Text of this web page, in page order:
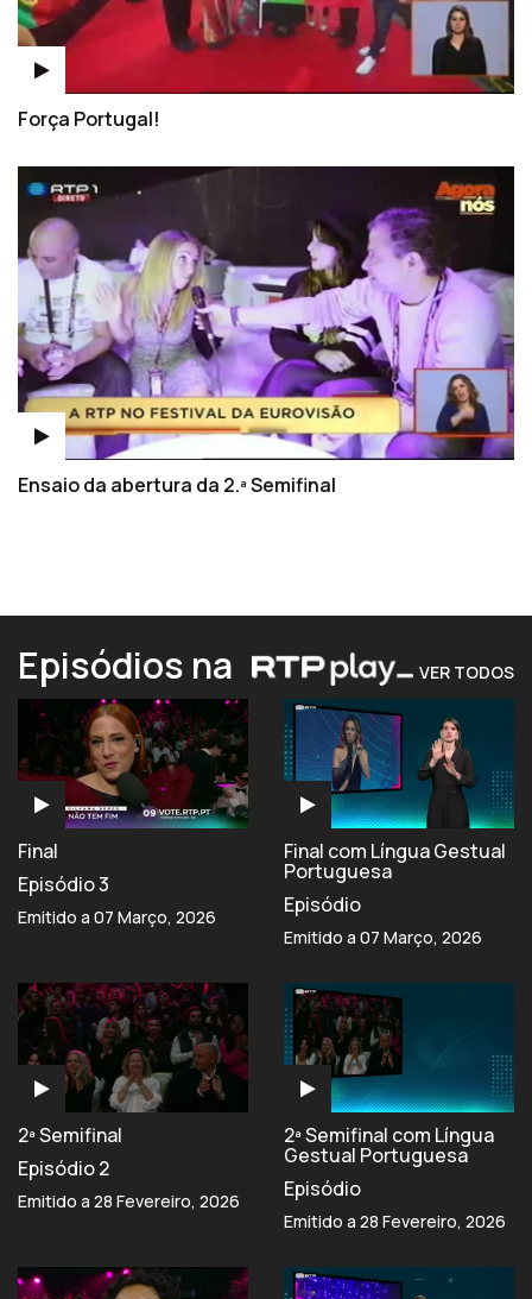
Força Portugal!
Ensaio da abertura da 2.ª Semifinal
Episódios na VER TODOS
Final
Episódio 3
Emitido a 07 Março, 2026
Final com Língua Gestual
Portuguesa
Episódio
Emitido a 07 Março, 2026
2ª Semifinal
Episódio 2
Emitido a 28 Fevereiro, 2026
2ª Semifinal com Língua
Gestual Portuguesa
Episódio
Emitido a 28 Fevereiro, 2026